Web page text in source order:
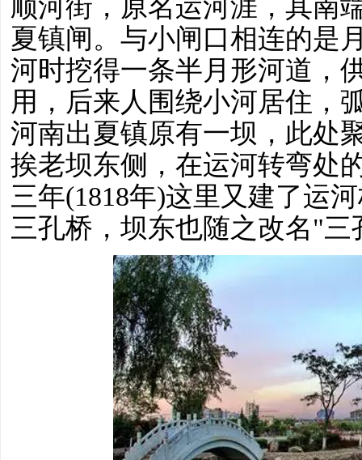
顺河街，原名运河涯，其南
夏镇闸。与小闸口相连的是
河时挖得一条半月形河道，
用，后来人围绕小河居住，
河南出夏镇原有一坝，此处
挨老坝东侧，在运河转弯处
三年(1818年)这里又建了运
三孔桥，坝东也随之改名"三